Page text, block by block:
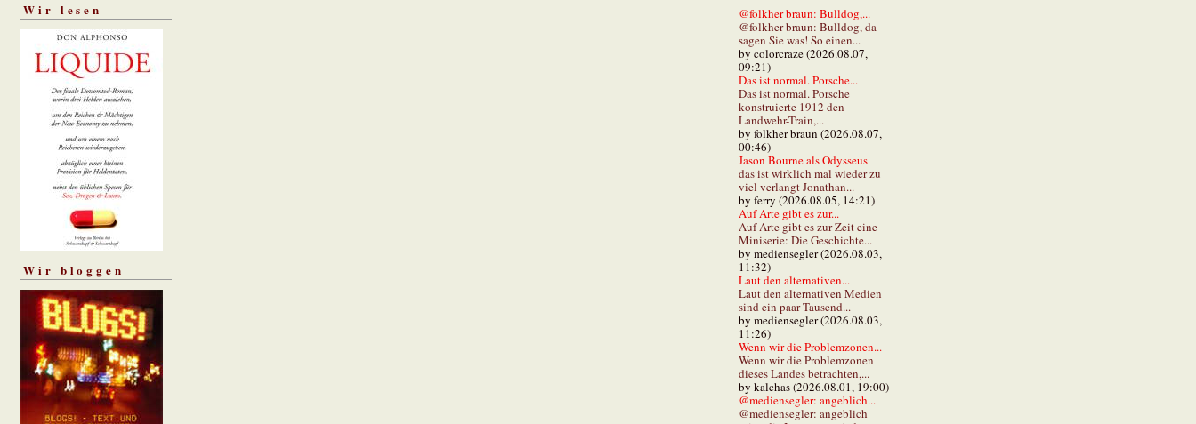
Wir lesen
Wir bloggen
@folkher braun: Bulldog,...
@folkher braun: Bulldog, da
sagen Sie was! So einen...
by colorcraze (2026.08.07,
09:21)
Das ist normal. Porsche...
Das ist normal. Porsche
konstruierte 1912 den
Landwehr-Train,...
by folkher braun (2026.08.07,
00:46)
Jason Bourne als Odysseus
das ist wirklich mal wieder zu
viel verlangt Jonathan...
by ferry (2026.08.05, 14:21)
Auf Arte gibt es zur...
Auf Arte gibt es zur Zeit eine
Miniserie: Die Geschichte...
by mediensegler (2026.08.03,
11:32)
Laut den alternativen...
Laut den alternativen Medien
sind ein paar Tausend...
by mediensegler (2026.08.03,
11:26)
Wenn wir die Problemzonen...
Wenn wir die Problemzonen
dieses Landes betrachten,...
by kalchas (2026.08.01, 19:00)
@mediensegler: angeblich...
@mediensegler: angeblich